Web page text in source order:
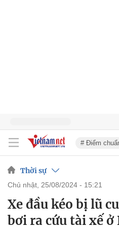
# Điểm
Thời sự
chủ nhật, 25/08/2024 - 15:21
Xe đầu kéo bị lũ
bơi ra cứu tài xế ở